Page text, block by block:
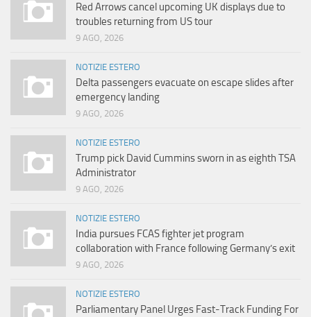
Red Arrows cancel upcoming UK displays due to
troubles returning from US tour
9 AGO, 2026
NOTIZIE ESTERO
Delta passengers evacuate on escape slides after
emergency landing
9 AGO, 2026
NOTIZIE ESTERO
Trump pick David Cummins sworn in as eighth TSA
Administrator
9 AGO, 2026
NOTIZIE ESTERO
India pursues FCAS fighter jet program
collaboration with France following Germany’s exit
9 AGO, 2026
NOTIZIE ESTERO
Parliamentary Panel Urges Fast-Track Funding For